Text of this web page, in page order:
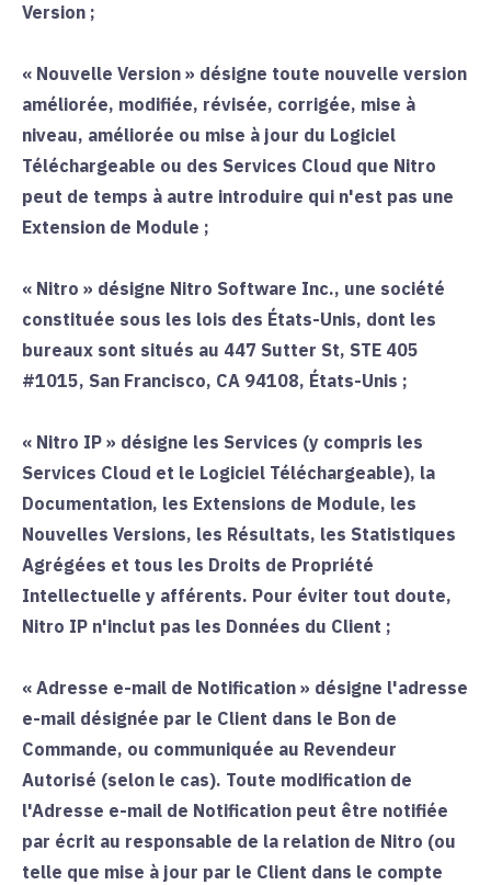
Version ;
« Nouvelle Version » désigne toute nouvelle version
améliorée, modifiée, révisée, corrigée, mise à
niveau, améliorée ou mise à jour du Logiciel
Téléchargeable ou des Services Cloud que Nitro
peut de temps à autre introduire qui n'est pas une
Extension de Module ;
« Nitro » désigne Nitro Software Inc., une société
constituée sous les lois des États-Unis, dont les
bureaux sont situés au 447 Sutter St, STE 405
#1015, San Francisco, CA 94108, États-Unis ;
« Nitro IP » désigne les Services (y compris les
Services Cloud et le Logiciel Téléchargeable), la
Documentation, les Extensions de Module, les
Nouvelles Versions, les Résultats, les Statistiques
Agrégées et tous les Droits de Propriété
Intellectuelle y afférents. Pour éviter tout doute,
Nitro IP n'inclut pas les Données du Client ;
« Adresse e-mail de Notification » désigne l'adresse
e-mail désignée par le Client dans le Bon de
Commande, ou communiquée au Revendeur
Autorisé (selon le cas). Toute modification de
l'Adresse e-mail de Notification peut être notifiée
par écrit au responsable de la relation de Nitro (ou
telle que mise à jour par le Client dans le compte